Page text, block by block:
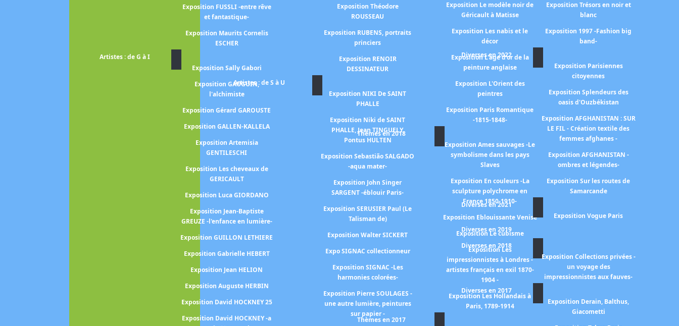
Exposition FUSSLI -entre rêve
et fantastique-
Exposition Maurits Cornelis
ESCHER
Artistes : de G à I
Exposition Sally Gabori
Exposition GAUGUIN,
l'alchimiste
Exposition Gérard GAROUSTE
Exposition GALLEN-KALLELA
Exposition Artemisia
GENTILESCHI
Exposition Les cheveaux de
GERICAULT
Exposition Luca GIORDANO
Exposition Jean-Baptiste
GREUZE -l'enfance en lumière-
Exposition GUILLON LETHIERE
Exposition Gabrielle HEBERT
Exposition Jean HELION
Exposition Auguste HERBIN
Exposition David HOCKNEY 25
Exposition David HOCKNEY -a
Exposition Théodore
ROUSSEAU
Exposition RUBENS, portraits
princiers
Exposition RENOIR
DESSINATEUR
Artistes : de S à U
Exposition NIKI De SAINT
PHALLE
Exposition Niki de SAINT
PHALLE, Jean TINGUELY,
Pontus HULTEN
Exposition Sebastião SALGADO
-aqua mater-
Exposition John Singer
SARGENT -éblouir Paris-
Exposition SERUSIER Paul (Le
Talisman de)
Exposition Walter SICKERT
Expo SIGNAC collectionneur
Exposition SIGNAC -Les
harmonies colorées-
Exposition Pierre SOULAGES -
une autre lumière, peintures
sur papier -
Exposition Le modèle noir de
Géricault à Matisse
Exposition Les nabis et le
décor
Exposition L'age d'or de la
peinture anglaise
Exposition L'Orient des
peintres
Exposition Paris Romantique
-1815-1848-
Thèmes en 2018
Exposition Ames sauvages -Le
symbolisme dans les pays
Slaves
Exposition En couleurs -La
sculpture polychrome en
France 1850-1910-
Exposition Eblouissante Venise
Exposition Le cubisme
Exposition Les
impressionnistes à Londres -
artistes français en exil 1870-
1904 -
Exposition Les Hollandais à
Paris, 1789-1914
Thèmes en 2017
Exposition Trésors en noir et
blanc
Exposition 1997 -Fashion big
band-
Diverses en 2022
Exposition Parisiennes
citoyennes
Exposition Splendeurs des
oasis d'Ouzbékistan
Exposition AFGHANISTAN : SUR
LE FIL - Création textile des
femmes afghanes -
Exposition AFGHANISTAN -
ombres et légendes-
Exposition Sur les routes de
Samarcande
Diverses en 2021
Exposition Vogue Paris
Diverses en 2019
Diverses en 2018
Exposition Collections privées -
un voyage des
impressionnistes aux fauves-
Diverses en 2017
Exposition Derain, Balthus,
Giacometti